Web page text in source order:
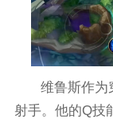
维鲁斯作为
射手。他的Q技